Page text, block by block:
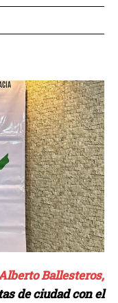
Ballesteros,
de ciudad con el